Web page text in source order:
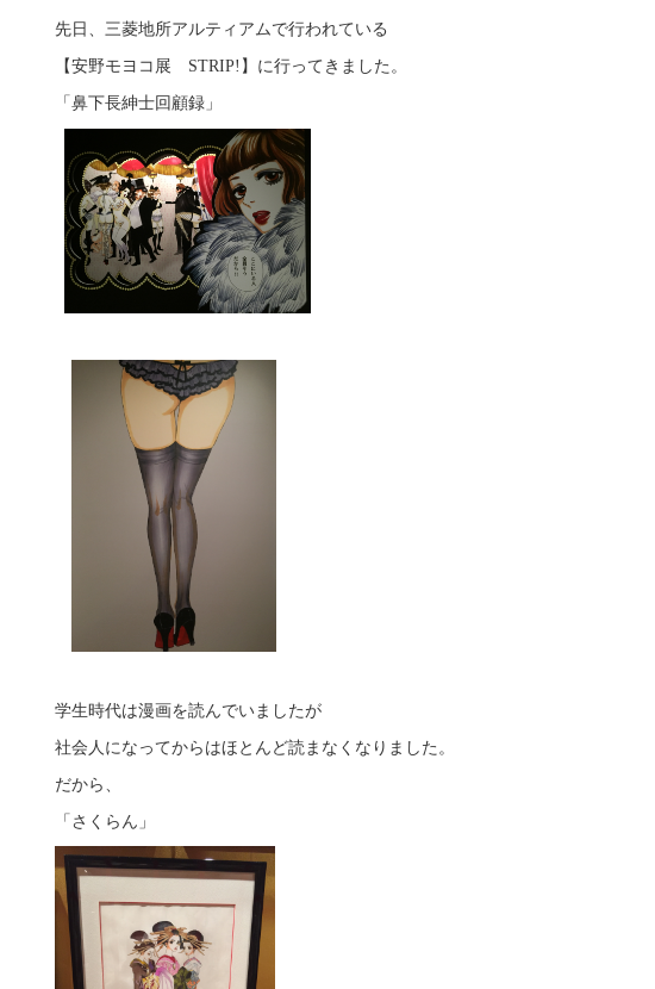
先日、三菱地所アルティアムで行われている
【安野モヨコ展 STRIP!】に行ってきました。
「鼻下長紳士回顧録」
学生時代は漫画を読んでいましたが
社会人になってからはほとんど読まなくなりました。
だから、
「さくらん」